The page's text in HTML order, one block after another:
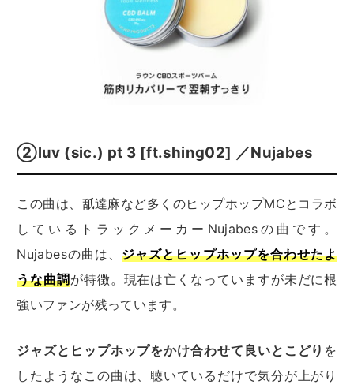
②luv (sic.) pt 3 [ft.shing02] ／Nujabes
この曲は、舐達麻など多くのヒップホップMCとコラボ
しているトラックメーカーNujabesの曲です。
Nujabesの曲は、ジャズとヒップホップを合わせたよ
うな曲調が特徴。現在は亡くなっていますが未だに根
強いファンが残っています。
ジャズとヒップホップをかけ合わせて良いとこどり を
したようなこの曲は、聴いているだけで気分が上がり